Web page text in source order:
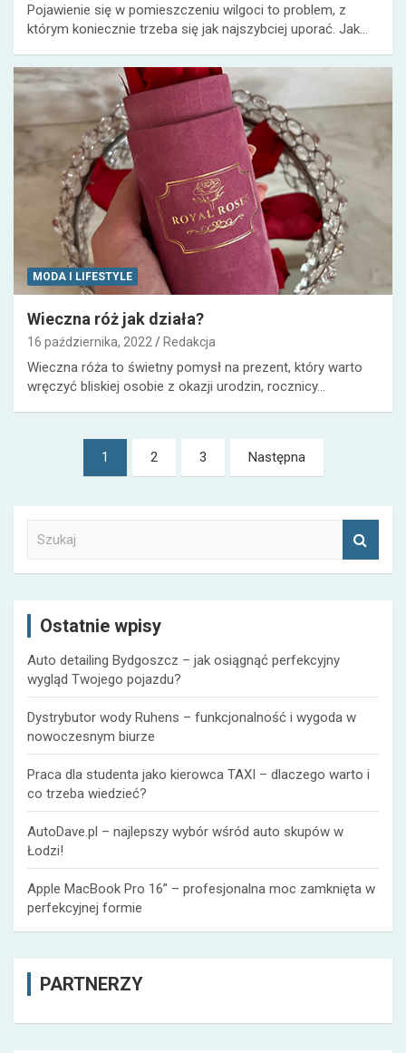
Pojawienie się w pomieszczeniu wilgoci to problem, z
którym koniecznie trzeba się jak najszybciej uporać. Jak…
MODA I LIFESTYLE
Wieczna róż jak działa?
16 października, 2022 Redakcja
Wieczna róża to świetny pomysł na prezent, który warto
wręczyć bliskiej osobie z okazji urodzin, rocznicy…
Nawigacja
1 2 3 Następna
Ostatnie wpisy
Auto detailing Bydgoszcz – jak osiągnąć perfekcyjny
wygląd Twojego pojazdu?
Dystrybutor wody Ruhens – funkcjonalność i wygoda w
nowoczesnym biurze
Praca dla studenta jako kierowca TAXI – dlaczego warto i
co trzeba wiedzieć?
AutoDave.pl – najlepszy wybór wśród auto skupów w
Łodzi!
Apple MacBook Pro 16” – profesjonalna moc zamknięta w
perfekcyjnej formie
PARTNERZY